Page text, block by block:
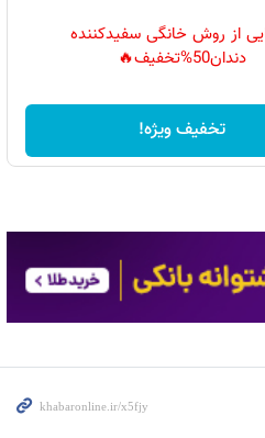
از روش خانگی سفیدکننده
دندان50%تخفیف🔥
تخفیف ویژه!